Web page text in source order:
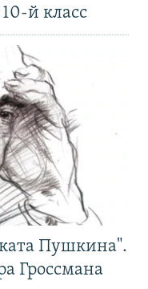
й класс
Пушкина".
Гроссмана